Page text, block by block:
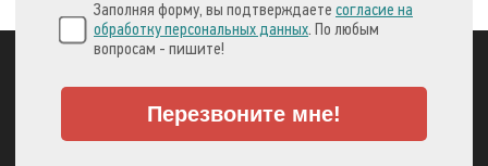
Заполняя форму, вы подтверждаете согласие на
обработку персональных данных. По любым
вопросам - пишите!
Перезвоните мне!